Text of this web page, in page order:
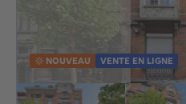
NOUVEAU VENTE EN LIGNE